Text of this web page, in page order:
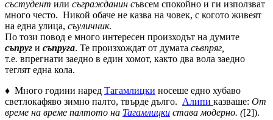
състудент или съгражданин съвсем спокойно и ги използват
много често. Никой обаче не казва на човек, с когото живеят
на една улица, съуличник.
По този повод е много интересен произходът на думите
съпруг и съпруга. Те произхождат от думата съвпряг,
т.е. впрегнати заедно в един хомот, както два вола заедно
теглят една кола.
♦ Много години наред Тагамлицки носеше едно хубаво
светлокафяво зимно палто, твърде дълго. Алипи казваше: От
време на време палтото на Тагамлицки става модерно. ([2]).